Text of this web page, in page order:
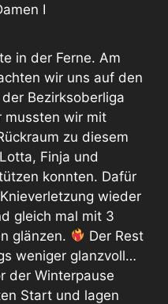
I
in der Ferne. Am
wir uns auf den
Bezirksoberliga
mussten wir mit
zu diesem
Finja und
konnten. Dafür
wieder
gleich mal mit 3
glänzen.
Der Rest
weniger glanzvoll…
der Winterpause
Start und lagen